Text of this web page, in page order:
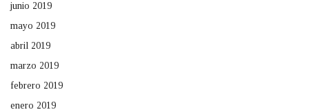
junio 2019
mayo 2019
abril 2019
marzo 2019
febrero 2019
enero 2019